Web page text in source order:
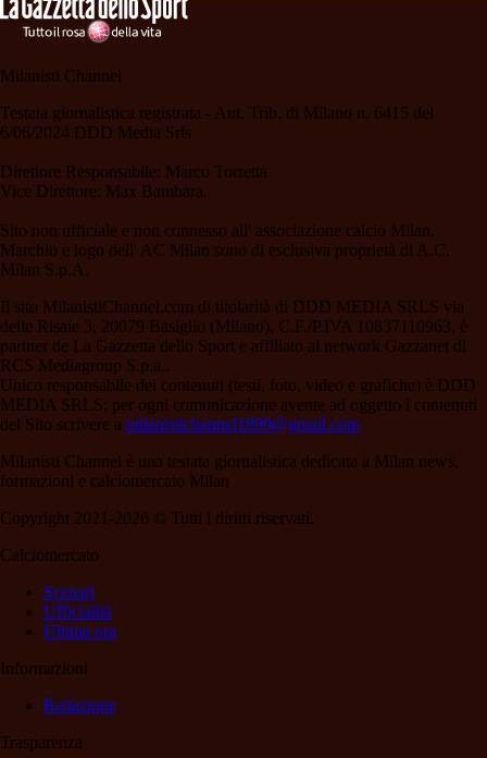
Milanisti Channel
Testata giornalistica registrata - Aut. Trib. di Milano n. 6415 del
6/06/2024 DDD Media Srls
Direttore Responsabile: Marco Torretta
Vice Direttore: Max Bambara.
Sito non ufficiale e non connesso all' associazione calcio Milan.
Marchio e logo dell' AC Milan sono di esclusiva proprietà di A.C.
Milan S.p.A.
Il sito MilanistiChannel.com di titolarità di DDD MEDIA SRLS via
delle Risaie 3, 20079 Basiglio (Milano), C.F./P.IVA 10837110963, è
partner de La Gazzetta dello Sport e affiliato al network Gazzanet di
RCS Mediagroup S.p.a..
Unico responsabile dei contenuti (testi, foto, video e grafiche) è DDD
MEDIA SRLS; per ogni comunicazione avente ad oggetto i contenuti
del Sito scrivere a milanistichannel1899@gmail.com
Milanisti Channel è una testata giornalistica dedicata a Milan news,
formazioni e calciomercato Milan
Copyright 2021-2026 © Tutti i diritti riservati.
Calciomercato
Scenari
Ufficialità
Ultima ora
Informazioni
Redazione
Trasparenza